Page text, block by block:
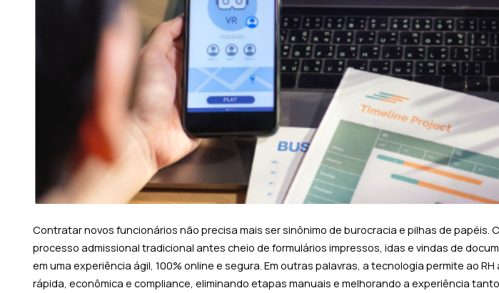
Contratar novos funcionários não precisa mais ser sinônimo de burocracia e pilhas de papéis.
processo admissional tradicional antes cheio de formulários impressos, idas e vindas de
em uma experiência ágil, 100% online e segura. Em outras palavras, a tecnologia permite ao
rápida, econômica e compliance, eliminando etapas manuais e melhorando a experiência